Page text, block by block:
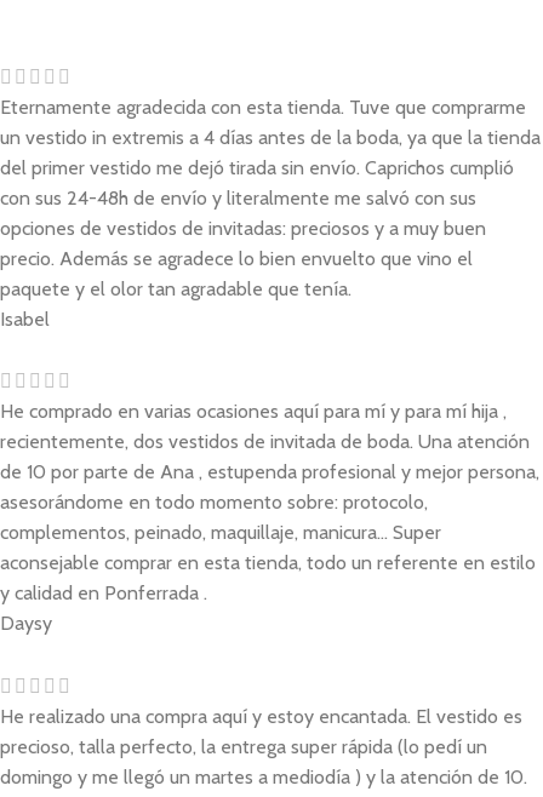
Eternamente agradecida con esta tienda. Tuve que comprarme
un vestido in extremis a 4 días antes de la boda, ya que la tienda
del primer vestido me dejó tirada sin envío. Caprichos cumplió
con sus 24-48h de envío y literalmente me salvó con sus
opciones de vestidos de invitadas: preciosos y a muy buen
precio. Además se agradece lo bien envuelto que vino el
paquete y el olor tan agradable que tenía.
Isabel
He comprado en varias ocasiones aquí para mí y para mí hija ,
recientemente, dos vestidos de invitada de boda. Una atención
de 10 por parte de Ana , estupenda profesional y mejor persona,
asesorándome en todo momento sobre: protocolo,
complementos, peinado, maquillaje, manicura... Super
aconsejable comprar en esta tienda, todo un referente en estilo
y calidad en Ponferrada .
Daysy
He realizado una compra aquí y estoy encantada. El vestido es
precioso, talla perfecto, la entrega super rápida (lo pedí un
domingo y me llegó un martes a mediodía ) y la atención de 10.